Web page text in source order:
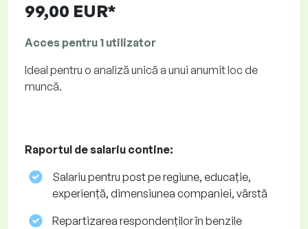
99,00 EUR*
Acces pentru 1 utilizator
Ideal pentru o analiză unică a unui anumit loc de
muncă.
Raportul de salariu contine:
Salariu pentru post pe regiune, educație,
experiență, dimensiunea companiei, vârstă
Repartizarea respondenților în benzile